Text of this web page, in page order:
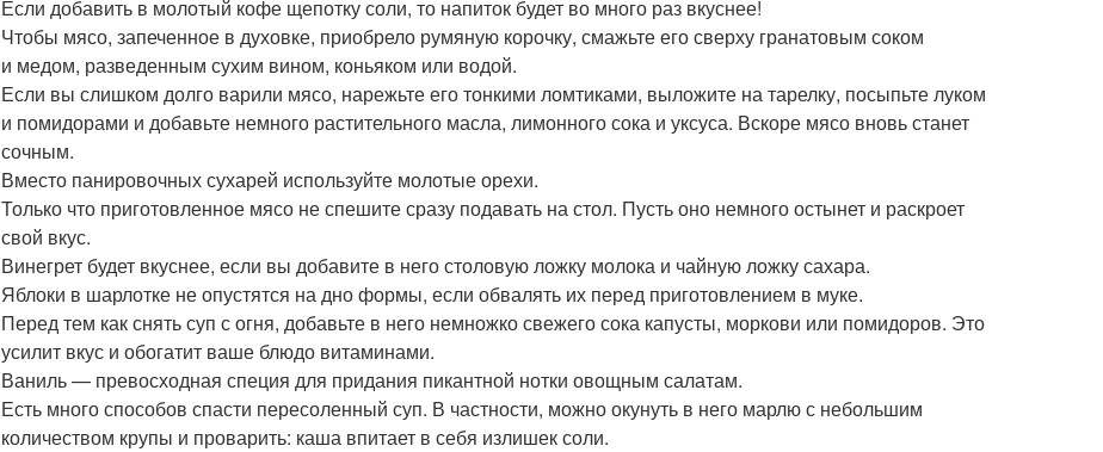
Если добавить в молотый кофе щепотку соли, то напиток будет во много раз вкуснее!
Чтобы мясо, запеченное в духовке, приобрело румяную корочку, смажьте его сверху гранатовым соком
и медом, разведенным сухим вином, коньяком или водой.
Если вы слишком долго варили мясо, нарежьте его тонкими ломтиками, выложите на тарелку, посыпьте луком
и помидорами и добавьте немного растительного масла, лимонного сока и уксуса. Вскоре мясо вновь станет
сочным.
Вместо панировочных сухарей используйте молотые орехи.
Только что приготовленное мясо не спешите сразу подавать на стол. Пусть оно немного остынет и раскроет
свой вкус.
Винегрет будет вкуснее, если вы добавите в него столовую ложку молока и чайную ложку сахара.
Яблоки в шарлотке не опустятся на дно формы, если обвалять их перед приготовлением в муке.
Перед тем как снять суп с огня, добавьте в него немножко свежего сока капусты, моркови или помидоров. Это
усилит вкус и обогатит ваше блюдо витаминами.
Ваниль — превосходная специя для придания пикантной нотки овощным салатам.
Есть много способов спасти пересоленный суп. В частности, можно окунуть в него марлю с небольшим
количеством крупы и проварить: каша впитает в себя излишек соли.